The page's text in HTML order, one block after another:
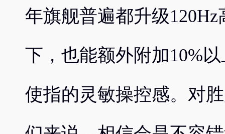
年旗舰普遍都升级
下，也能额外附加10%
使指的灵敏操控感。对